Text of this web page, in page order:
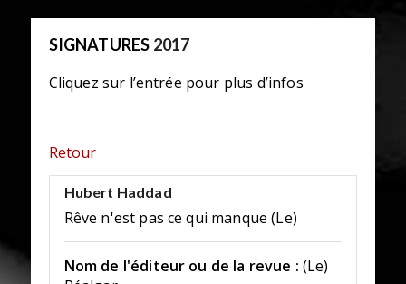
SIGNATURES 2017
Cliquez sur l’entrée pour plus d’infos
Retour
Hubert Haddad
Rêve n'est pas ce qui manque (Le)
Nom de l'éditeur ou de la revue : (Le)